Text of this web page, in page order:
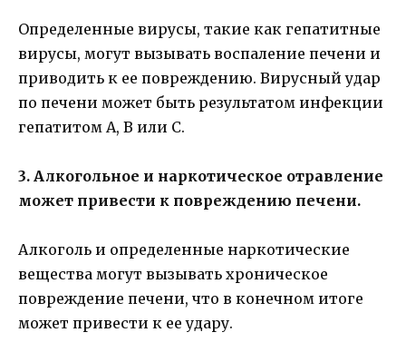
Определенные вирусы, такие как гепатитные
вирусы, могут вызывать воспаление печени и
приводить к ее повреждению. Вирусный удар
по печени может быть результатом инфекции
гепатитом А, В или С.
3. Алкогольное и наркотическое отравление
может привести к повреждению печени.
Алкоголь и определенные наркотические
вещества могут вызывать хроническое
повреждение печени, что в конечном итоге
может привести к ее удару.